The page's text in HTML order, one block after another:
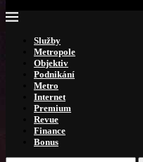
Služby
Metropole
Objektiv
Podnikání
Metro
Internet
Premium
Revue
Finance
Bonus